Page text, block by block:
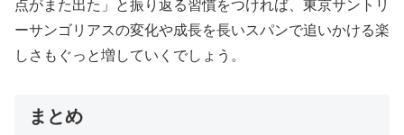
点がまた出た」と振り返る習慣をつければ、東京サントリ
ーサンゴリアスの変化や成長を長いスパンで追いかける楽
しさもぐっと増していくでしょう。
まとめ